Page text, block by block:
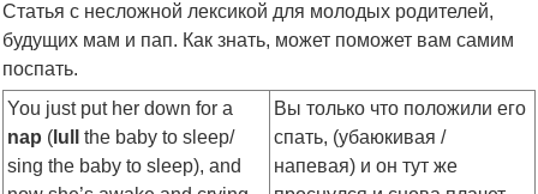
Статья с несложной лексикой для молодых родителей,
будущих мам и пап. Как знать, может поможет вам самим
поспать.
You just put her down for a
nap ( lull
the baby to sleep/
sing the baby to sleep), and
Вы только что положили его
спать, (убаюкивая /
напевая) и он тут же